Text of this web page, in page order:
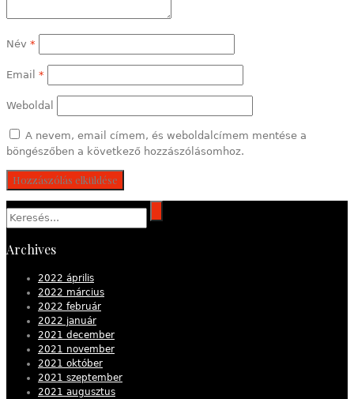
Név *
Email *
Weboldal
A nevem, email címem, és weboldalcímem mentése a
böngészőben a következő hozzászólásomhoz.
Archives
2022 április
2022 március
2022 február
2022 január
2021 december
2021 november
2021 október
2021 szeptember
2021 augusztus